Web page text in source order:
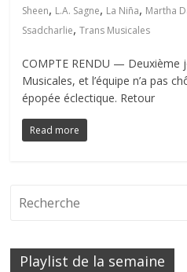
Sheen, L.A. Sagne, La Niña, Martha
Ssadcharlie,Trans Musicales
COMPTE RENDU — Deuxième
Musicales, et l’équipe n’a pas
épopée éclectique. Retour
Read more
Playlist de la semaine